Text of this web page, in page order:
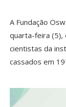
A Fundação
quarta-feira (5),
cientistas da
cassados em